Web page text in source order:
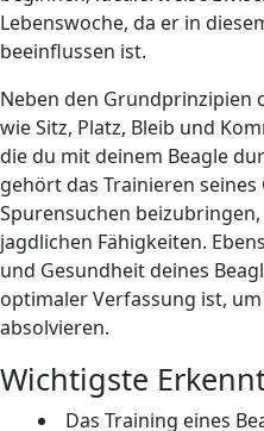
Lebenswoche, da er in
beeinflussen ist.
Neben den Grundprinzipien
wie Sitz, Platz, Bleib und
die du mit deinem Beagle
gehört das Trainieren
Spurensuchen
jagdlichen Fähigkeiten.
und Gesundheit deines
optimaler Verfassung ist,
absolvieren.
Wichtigste
Das Training eines